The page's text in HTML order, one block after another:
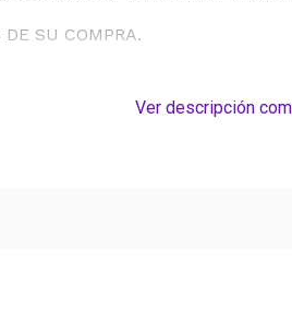
DE SU COMPRA.
Ver descripción